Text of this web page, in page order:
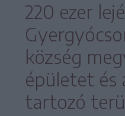
220 ezer
község
épületet és
tartozó